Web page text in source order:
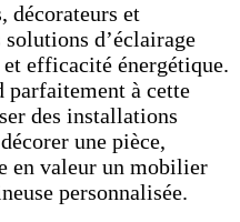
décorateurs et
d’éclairage
efficacité énergétique.
parfaitement à cette
des installations
une pièce,
en valeur un mobilier
personnalisée.